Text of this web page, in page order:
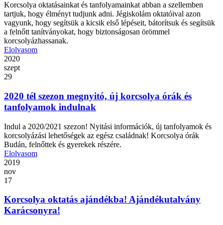
Korcsolya oktatásainkat és tanfolyamainkat abban a szellemben
tartjuk, hogy élményt tudjunk adni. Jégiskolám oktatóival azon
vagyunk, hogy segítsük a kicsik első lépéseit, bátorítsuk és segítsük
a felnőtt tanítványokat, hogy biztonságosan örömmel
korcsolyázhassanak.
Elolvasom
2020
szept
29
2020 tél szezon megnyitó, új korcsolya órák és
tanfolyamok indulnak
Indul a 2020/2021 szezon! Nyitási információk, új tanfolyamok és
korcsolyázási lehetőségek az egész családnak! Korcsolya órák
Budán, felnőttek és gyerekek részére.
Elolvasom
2019
nov
17
Korcsolya oktatás ajándékba! Ajándékutalvány
Karácsonyra!